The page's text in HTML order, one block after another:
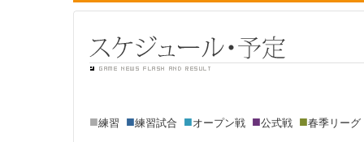
■練習 ■練習試合 ■オープン戦 ■公式戦 ■春季リー